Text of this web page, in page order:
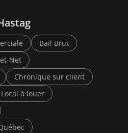
Bail Brut
Net
Chronique sur client
Local à louer